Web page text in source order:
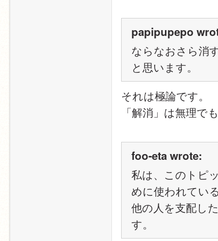
papipupepo
ならなおさら消
と思います。
それは極論です。
「解消」は無理で
foo-eta wrote:
私は、このトピ
めに使われてい
他の人を支配し
す。